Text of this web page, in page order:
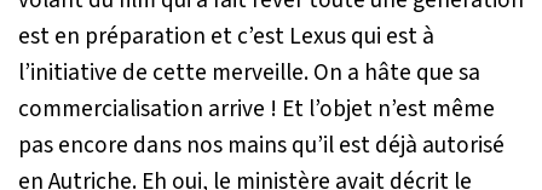
est en préparation et c’est Lexus qui est à
l’initiative de cette merveille. On a hâte que sa
commercialisation arrive ! Et l’objet n’est même
pas encore dans nos mains qu’il est déjà autorisé
en Autriche. Eh oui, le ministère avait décrit le